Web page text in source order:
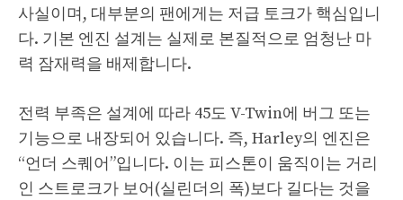
사실이며, 대부분의 팬에게는 저급 토크가 핵심입니
다. 기본 엔진 설계는 실제로 본질적으로 엄청난 마
력 잠재력을 배제합니다.
전력 부족은 설계에 따라 45도 V-Twin에 버그 또는
기능으로 내장되어 있습니다. 즉, Harley의 엔진은
“언더 스퀘어”입니다. 이는 피스톤이 움직이는 거리
인 스트로크가 보어(실린더의 폭)보다 길다는 것을